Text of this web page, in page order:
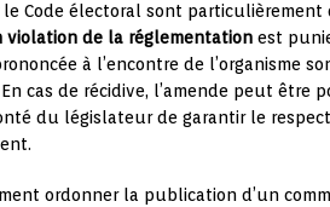
Code électoral sont particulièrement
violation de la réglementation est
à l’encontre de l’organisme
cas de récidive, l’amende peut être
du législateur de garantir le
ordonner la publication d’un